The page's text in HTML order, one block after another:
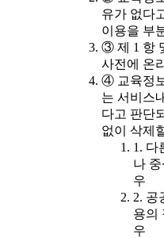
유가 없다
이용을 부
③ 제 1 항
사전에 온
④ 교육정
는 서비스
다고 판단
없이 삭제
1. 다
나
우
2. 공
용의
우